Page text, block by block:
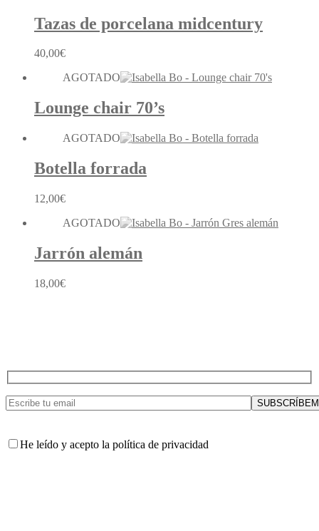
Tazas de porcelana midcentury
40,00€
AGOTADO
Lounge chair 70’s
AGOTADO
Botella forrada
12,00€
AGOTADO
Jarrón alemán
18,00€
He leído y acepto la política de privacidad